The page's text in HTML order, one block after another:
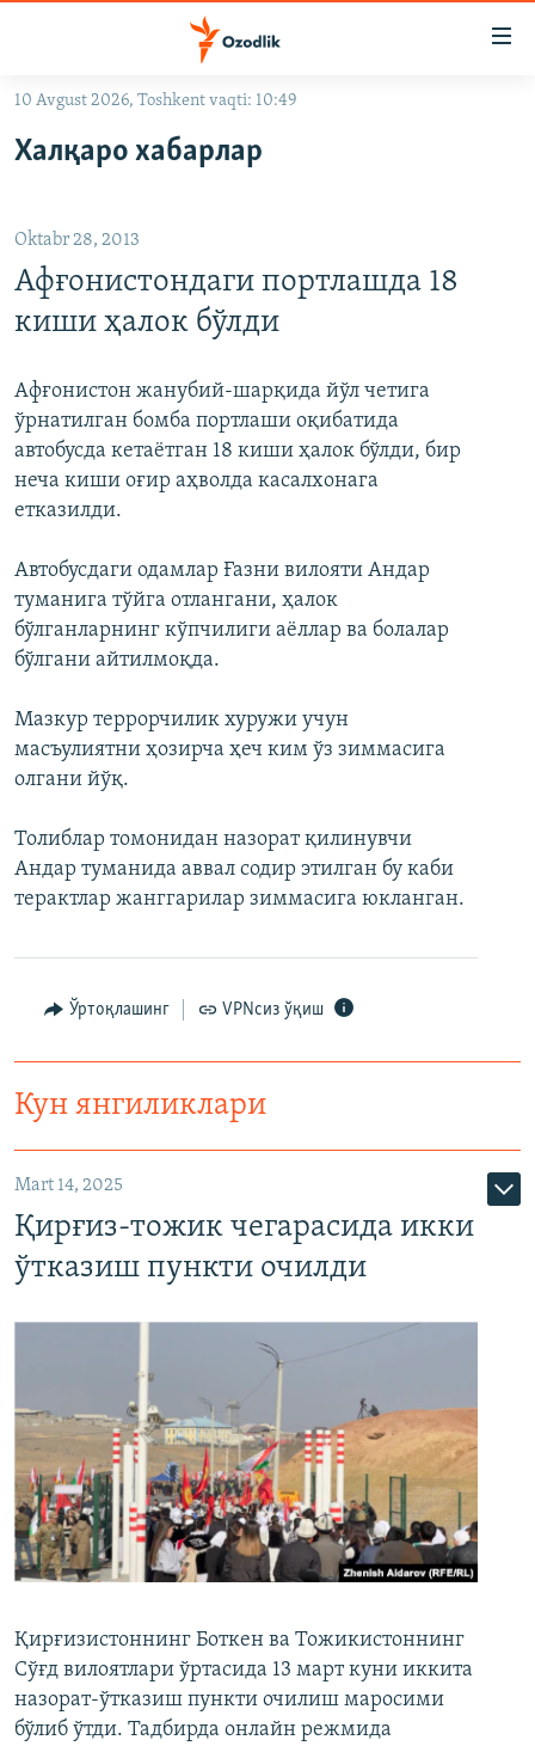
Асосий
навигацияга
Қидиришга
ўтинг
OZODVIDEO
На русском
ИЖТИМОИЙ ТАРМОҚЛАР
Озодлик бошқа тилларда
10 Avgust 2026, Toshkent vaqti: 10:49
Халқаро хабарлар
Oktabr 28, 2013
Афғонистондаги портлашда 18
киши ҳалок бўлди
Афғонистон жанубий-шарқида йўл четига
ўрнатилган бомба портлаши оқибатида
автобусда кетаётган 18 киши ҳалок бўлди, бир
неча киши оғир аҳволда касалхонага
етказилди.
Автобусдаги одамлар Ғазни вилояти Андар
туманига тўйга отлангани, ҳалок
бўлганларнинг кўпчилиги аёллар ва болалар
бўлгани айтилмоқда.
Мазкур террорчилик хуружи учун
масъулиятни ҳозирча ҳеч ким ўз зиммасига
олгани йўқ.
Толиблар томонидан назорат қилинувчи
Андар туманида аввал содир этилган бу каби
терактлар жанггарилар зиммасига юкланган.
Ўртоқлашинг VPNсиз ўқиш
Кун янгиликлари
Mart 14, 2025
Қирғиз-тожик чегарасида икки
ўтказиш пункти очилди
Қирғизистоннинг Боткен ва Тожикистоннинг
Сўғд вилоятлари ўртасида 13 март куни иккита
назорат-ўтказиш пункти очилиш маросими
бўлиб ўтди. Тадбирда онлайн режмида